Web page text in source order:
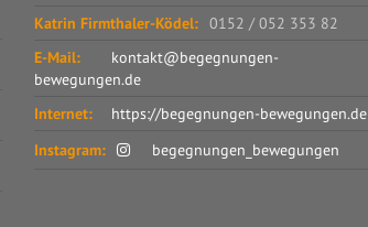
Katrin Firmthaler-Ködel: 0152 / 052 353 82
E-Mail:
kontakt@begegnungen-
bewegungen.de
Internet:
https://begegnungen-bewegungen.de
Instagram:
begegnungen_bewegungen